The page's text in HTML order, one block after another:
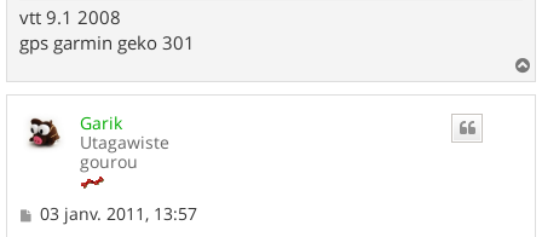
vtt 9.1 2008
gps garmin geko 301
a
u
Garik
Utagawiste
gourou
M
03 janv. 2011, 13:57